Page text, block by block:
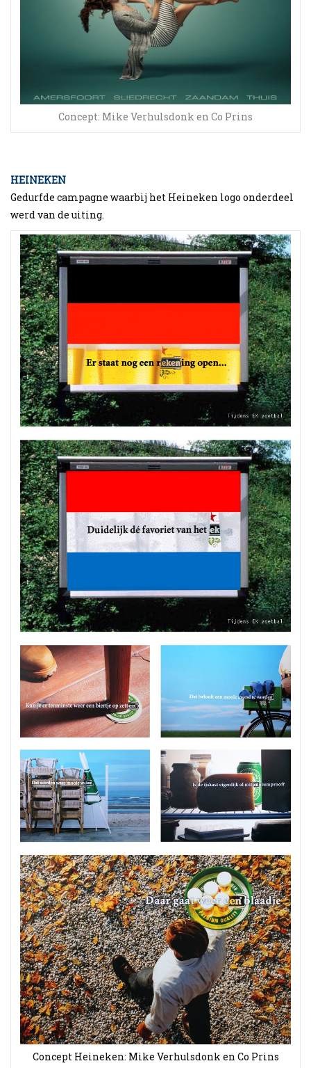
Concept: Mike Verhulsdonk en Co Prins
HEINEKEN
Gedurfde campagne waarbij het Heineken logo onderdeel
werd van de uiting.
Concept Heineken: Mike Verhulsdonk en Co Prins